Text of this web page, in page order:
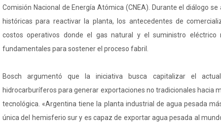
Comisión Nacional de Energía Atómica (CNEA). Durante el diálogo
históricas para reactivar la planta, los antecedentes de
costos operativos donde el gas natural y el suministro eléctrico
fundamentales para sostener el proceso fabril.
Bosch argumentó que la iniciativa busca capitalizar el
hidrocarburíferos para generar exportaciones no tradicionales hacia
tecnológica. «Argentina tiene la planta industrial de agua pesada
única del hemisferio sur y es capaz de exportar agua pesada al